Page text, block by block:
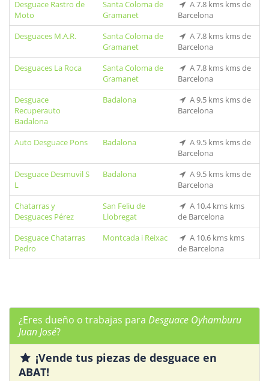
Desguace Rastro de
Moto
Santa Coloma de
Gramanet
A 7.8 kms kms de
Barcelona
Desguaces M.A.R.
Santa Coloma de
Gramanet
A 7.8 kms kms de
Barcelona
Desguaces La Roca
Santa Coloma de
Gramanet
A 7.8 kms kms de
Barcelona
Desguace
Recuperauto
Badalona
Badalona
A 9.5 kms kms de
Barcelona
Auto Desguace Pons Badalona
A 9.5 kms kms de
Barcelona
Desguace Desmuvil S
L
Badalona
A 9.5 kms kms de
Barcelona
Chatarras y
Desguaces Pérez
San Feliu de
Llobregat
A 10.4 kms kms
de Barcelona
Desguace Chatarras
Pedro
Montcada i Reixac
A 10.6 kms kms
de Barcelona
¿Eres dueño o trabajas para Desguace Oyhamburu
Juan José?
¡Vende tus piezas de desguace en
ABAT!